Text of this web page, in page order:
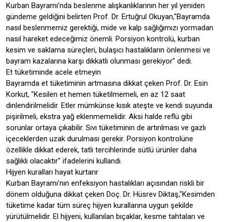
Kurban Bayramı’nda beslenme alışkanlıklarının her yıl yeniden
gündeme geldiğini belirten Prof. Dr. Ertuğrul Okuyan,"Bayramda
nasıl beslenmemiz gerektiği, mide ve kalp sağlığımızı yormadan
nasıl hareket edeceğimiz önemli. Porsiyon kontrolü, kurban
kesim ve saklama süreçleri, bulaşıcı hastalıkların önlenmesi ve
bayram kazalarına karşı dikkatli olunması gerekiyor" dedi.
Et tüketiminde acele etmeyin
Bayramda et tüketiminin artmasına dikkat çeken Prof. Dr. Esin
Korkut, "Kesilen et hemen tüketilmemeli, en az 12 saat
dinlendirilmelidir. Etler mümkünse kısık ateşte ve kendi suyunda
pişirilmeli, ekstra yağ eklenmemelidir. Aksi halde reflü gibi
sorunlar ortaya çıkabilir. Sıvı tüketiminin de artırılması ve gazlı
içeceklerden uzak durulması gerekir. Porsiyon kontrolüne
özellikle dikkat ederek, tatlı tercihlerinde sütlü ürünler daha
sağlıklı olacaktır" ifadelerini kullandı.
Hijyen kuralları hayat kurtarır
Kurban Bayramı’nın enfeksiyon hastalıkları açısından riskli bir
dönem olduğuna dikkat çeken Doç. Dr. Hüsrev Diktaş,"Kesimden
tüketime kadar tüm süreç hijyen kurallarına uygun şekilde
yürütülmelidir. El hijyeni, kullanılan bıçaklar, kesme tahtaları ve